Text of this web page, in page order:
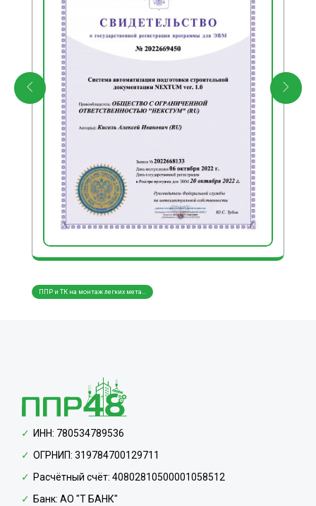
ППР и ТК на монтаж легких мета...
ППР и ТК на монтаж трубопровод...
ИНН: 780534789536
ОГРНИП: 319784700129711
Расчётный счёт: 40802810500001058512
Банк: АО "Т БАНК"